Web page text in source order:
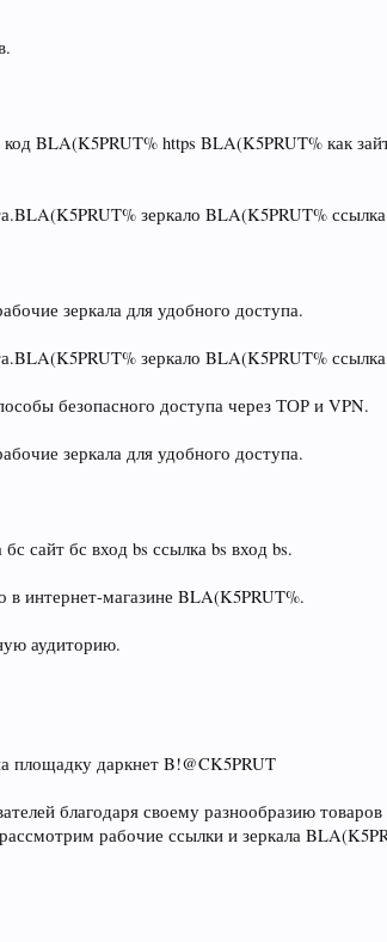
BLA(K5PRUT% https BLA(K5PRUT% как
зеркало BLA(K5PRUT%
зеркала для удобного доступа.
зеркало BLA(K5PRUT%
безопасного доступа через ТОР и VPN.
зеркала для удобного доступа.
сайт бс вход bs ссылка bs вход bs.
интернет-магазине BLA(K5PRUT%.
аудиторию.
площадку даркнет B!@CK5PRUT
благодаря своему разнообразию
рабочие ссылки и зеркала